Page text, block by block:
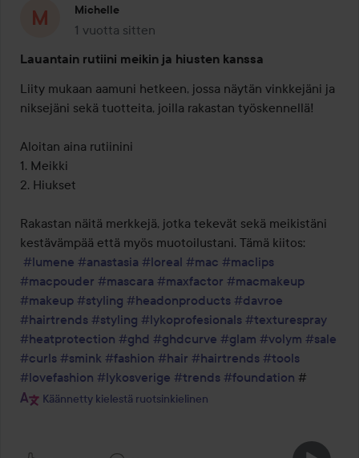
Michelle
1 vuotta sitten
Viesti luotiin 1 vuotta sitten
Lauantain rutiini meikin ja hiusten kanssa
Liity mukaan aamuni hetkeen, jossa näytän vinkkejäni ja
niksejäni sekä tuotteita, joilla rakastan työskennellä!
Aloitan aina rutiinini
1. Meikki
2. Hiukset
Rakastan näitä merkkejä, jotka tekevät sekä meikistäni
kestävämpää että myös muotoilustani. Tämä kiitos:
#lumene #anastasia #loreal #mac #maclips
#macpouder #mascara #maxfactor #macmakeup
#makeup #styling #headonproducts #davroe
#hairtrends #styling #lykoprofesionals #texturespray
#heatprotection #ghd #ghdcurve #glam #volym #sale
#curls #smink #fashion #hair #hairtrends #tools
#lovefashion #lykosverige #trends #foundation #
Käännetty kielestä ruotsinkielinen